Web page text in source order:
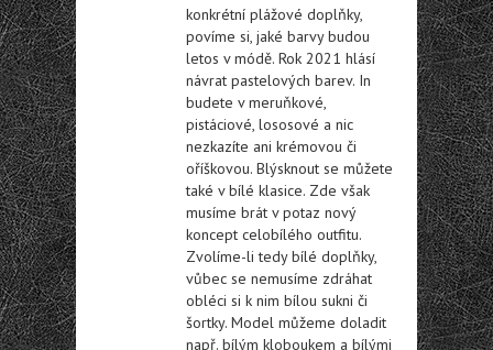
konkrétní plážové doplňky,
povíme si, jaké barvy budou
letos v módě. Rok 2021 hlásí
návrat pastelových barev. In
budete v meruňkové,
pistáciové, lososové a nic
nezkazíte ani krémovou či
oříškovou. Blýsknout se můžete
také v bílé klasice. Zde však
musíme brát v potaz nový
koncept celobílého outfitu.
Zvolíme-li tedy bílé doplňky,
vůbec se nemusíme zdráhat
obléci si k nim bílou sukni či
šortky. Model můžeme doladit
např. bílým kloboukem a bílými